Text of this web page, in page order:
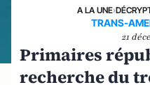
A LA UNE›
TRANS-
21
Primaires
recherche du